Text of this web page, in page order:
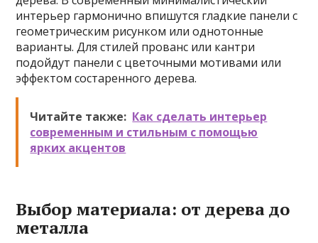
интерьер гармонично впишутся гладкие панели с
геометрическим рисунком или однотонные
варианты. Для стилей прованс или кантри
подойдут панели с цветочными мотивами или
эффектом состаренного дерева.
Читайте также: Как сделать интерьер
современным и стильным с помощью
ярких акцентов
Выбор материала: от дерева до
металла